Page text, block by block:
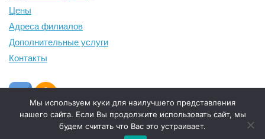
Цены
Адреса филиалов
Дополнительные услуги
Контакты
Мы используем куки для наилучшего представления
нашего сайта. Если Вы продолжите использовать сайт, мы
будем считать что Вас это устраивает.